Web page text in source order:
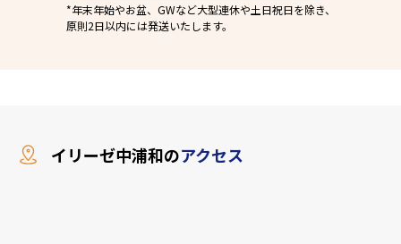
*年末年始やお盆、GWなど大型連休や土日祝日を除き、
原則2日以内には発送いたします。
イリーゼ中浦和のアクセス